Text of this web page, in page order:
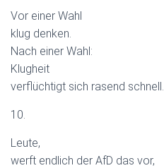
Vor einer Wahl
klug denken.
Nach einer Wahl:
Klugheit
verflüchtigt sich rasend schnell.
10.
Leute,
werft endlich der AfD das vor,